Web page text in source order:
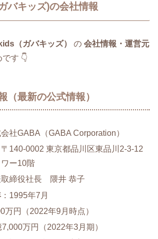
バキッズ)の会社情報
（ガバキッズ） の 会社情報・運営元
す 👇
（最新の公式情報）
会社GABA（GABA Corporation）
140-0002 東京都品川区東品川2-3-12
ー10階
取締役社長 隈井 恭子
：1995年7月
万円（2022年9月時点）
7,000万円（2022年3月期）